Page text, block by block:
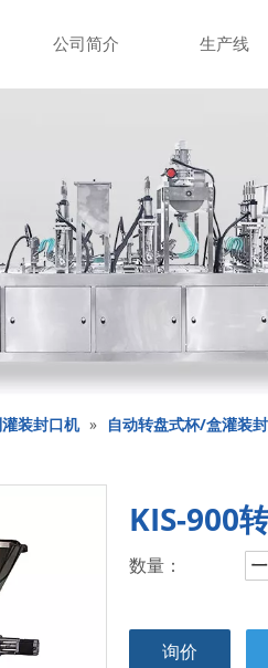
公司简介 生产线
装封口机 » 自动转盘式杯/盒灌装
KIS-900
数量：
询价